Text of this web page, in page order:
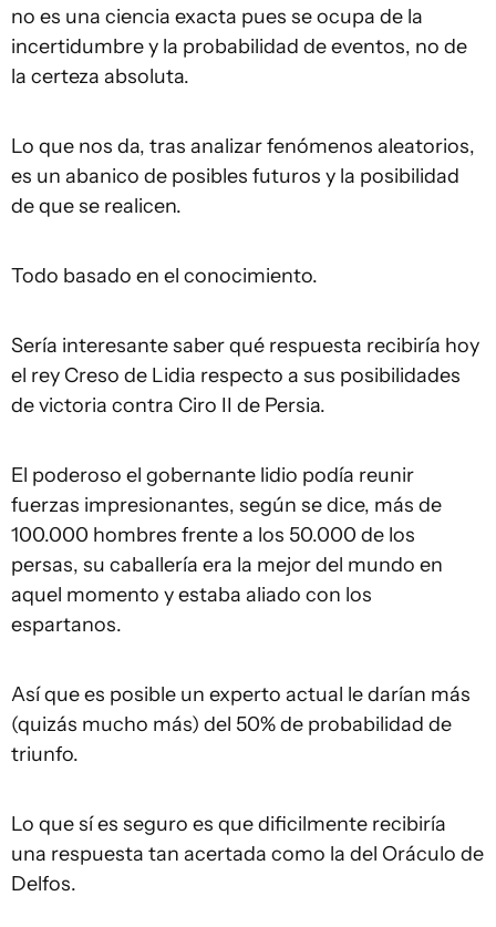
no es una ciencia exacta pues se ocupa de la
incertidumbre y la probabilidad de eventos, no de
la certeza absoluta.
Lo que nos da, tras analizar fenómenos aleatorios,
es un abanico de posibles futuros y la posibilidad
de que se realicen.
Todo basado en el conocimiento.
Sería interesante saber qué respuesta recibiría hoy
el rey Creso de Lidia respecto a sus posibilidades
de victoria contra Ciro II de Persia.
El poderoso el gobernante lidio podía reunir
fuerzas impresionantes, según se dice, más de
100.000 hombres frente a los 50.000 de los
persas, su caballería era la mejor del mundo en
aquel momento y estaba aliado con los
espartanos.
Así que es posible un experto actual le darían más
(quizás mucho más) del 50% de probabilidad de
triunfo.
Lo que sí es seguro es que dificilmente recibiría
una respuesta tan acertada como la del Oráculo de
Delfos.